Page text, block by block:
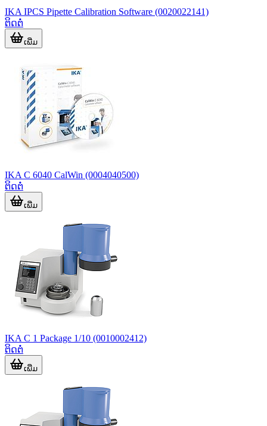
IKA IPCS Pipette Calibration Software (0020022141)
ຕິດຕໍ່
ເພີ່ມ
IKA C 6040 CalWin (0004040500)
ຕິດຕໍ່
ເພີ່ມ
IKA C 1 Package 1/10 (0010002412)
ຕິດຕໍ່
ເພີ່ມ